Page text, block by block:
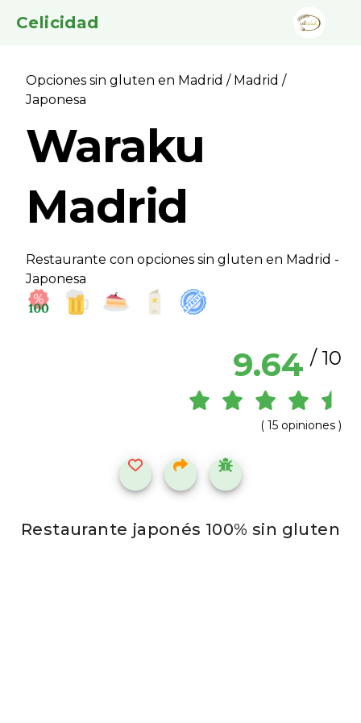
Celicidad
Opciones sin gluten en Madrid / Madrid /
Japonesa
Waraku
Madrid
Restaurante con opciones sin gluten en Madrid -
Japonesa
9.64 / 10
( 15 opiniones )
Restaurante japonés 100% sin gluten